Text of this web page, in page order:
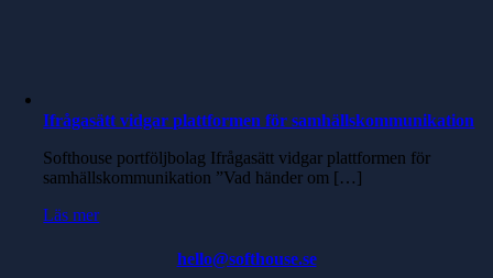
Ifrågasätt vidgar plattformen för samhällskommunikation
Softhouse portföljbolag Ifrågasätt vidgar plattformen för
samhällskommunikation ”Vad händer om […]
Läs mer
hello@softhouse.se